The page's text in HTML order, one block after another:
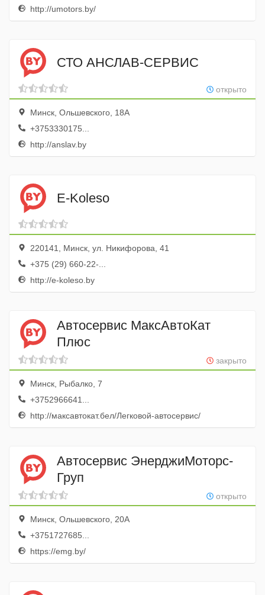
http://umotors.by/
СТО АНСЛАВ-СЕРВИС
открыто
Минск, Ольшевского, 18А
+3753330175...
http://anslav.by
E-Koleso
220141, Минск, ул. Никифорова, 41
+375 (29) 660-22-...
http://e-koleso.by
Автосервис МаксАвтоКат
Плюс
закрыто
Минск, Рыбалко, 7
+3752966641...
http://максавтокат.бел/Легковой-автосервис/
Автосервис ЭнерджиМоторс-
Груп
открыто
Минск, Ольшевского, 20А
+3751727685...
https://emg.by/